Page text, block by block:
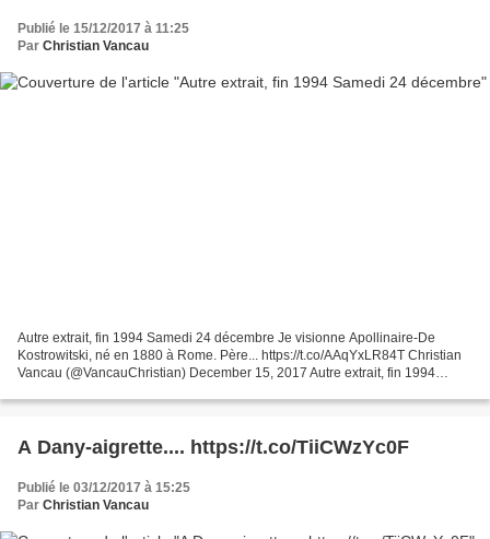
Publié le 15/12/2017 à 11:25
Par Christian Vancau
Autre extrait, fin 1994 Samedi 24 décembre Je visionne Apollinaire-De
Kostrowitski, né en 1880 à Rome. Père... https://t.co/AAqYxLR84T Christian
Vancau (@VancauChristian) December 15, 2017 Autre extrait, fin 1994
A Dany-aigrette.... https://t.co/TiiCWzYc0F
Publié le 03/12/2017 à 15:25
Par Christian Vancau